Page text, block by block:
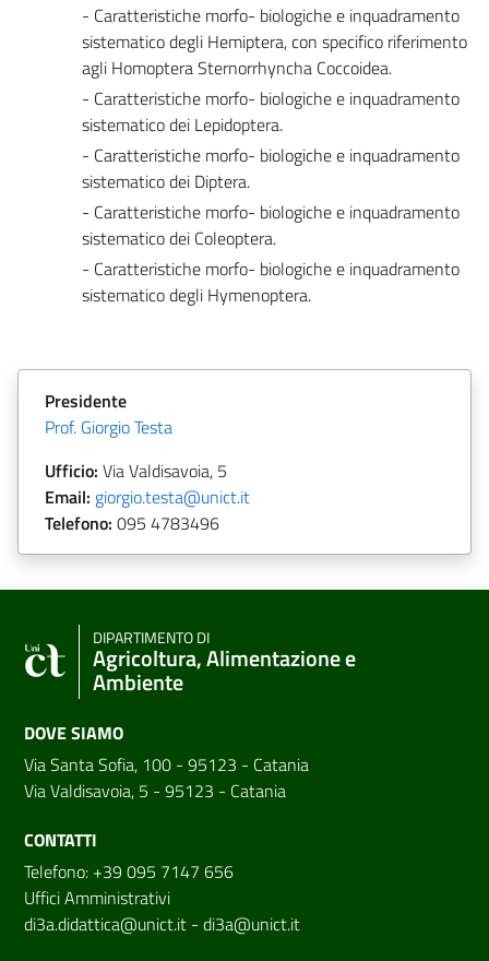
- Caratteristiche morfo- biologiche e inquadramento
sistematico degli Hemiptera, con specifico riferimento
agli Homoptera Sternorrhyncha Coccoidea.
- Caratteristiche morfo- biologiche e inquadramento
sistematico dei Lepidoptera.
- Caratteristiche morfo- biologiche e inquadramento
sistematico dei Diptera.
- Caratteristiche morfo- biologiche e inquadramento
sistematico dei Coleoptera.
- Caratteristiche morfo- biologiche e inquadramento
sistematico degli Hymenoptera.
Presidente
Prof. Giorgio Testa
Ufficio: Via Valdisavoia, 5
Email: giorgio.testa@unict.it
Telefono: 095 4783496
DIPARTIMENTO DI
Agricoltura, Alimentazione e
Ambiente
DOVE SIAMO
Via Santa Sofia, 100 - 95123 - Catania
Via Valdisavoia, 5 - 95123 - Catania
CONTATTI
Telefono: +39 095 7147 656
Uffici Amministrativi
di3a.didattica@unict.it - di3a@unict.it